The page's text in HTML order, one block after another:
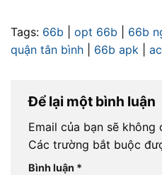
Tags: 66b opt 66b
66b
quận tân bình
66b apk
Để lại một bình luận
Email của bạn sẽ
Các trường bắt buộc
Bình luận *